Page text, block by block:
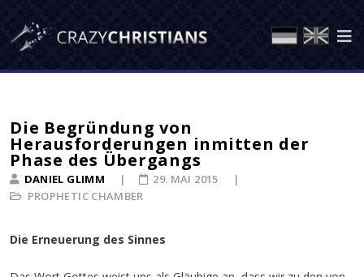
Die Begründung von
Herausforderungen inmitten der
Phase des Übergangs
DANIEL GLIMM
PROPHETIC CHAMBER
29. MAI 2015
Die Erneuerung des Sinnes